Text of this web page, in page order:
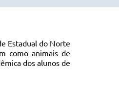
Estadual do Norte
como animais de
dos alunos de